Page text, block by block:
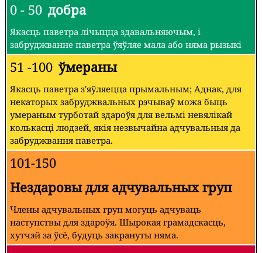
0 - 50 добра
Якасць паветра лічыцца здавальняючым, і
забруджванне паветра ўяўляе мала або няма рызыкі
51 -100 ўмераны
Якасць паветра з'яўляецца прымальным; Аднак, для
некаторых забруджвальных рэчываў можа быць
умераным турботай здароўя для вельмі невялікай
колькасці людзей, якія незвычайна адчувальныя да
забруджвання паветра.
101-150
Нездаровы для адчувальных груп
Члены адчувальных груп могуць адчуваць
наступствы для здароўя. Шырокая грамадскасць,
хутчэй за ўсё, будуць закрануты няма.